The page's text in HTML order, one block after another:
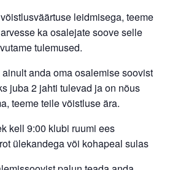
leidmisega, teeme
ka osalejate soove selle
tulemused.
anda oma osalemise soovist
juba 2 jahti tulevad ja on nõus
teeme teile võistluse ära.
kell 9:00 klubi ruumi ees
ülekandega või kohapeal sulas